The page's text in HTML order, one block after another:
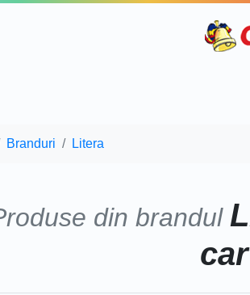
Branduri Litera
din brandul